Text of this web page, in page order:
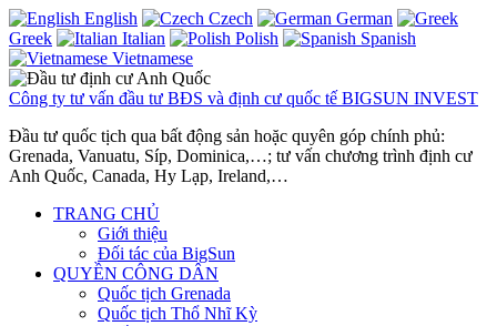
English Czech
German
Greek
Italian Polish
Spanish
Vietnamese
Công ty tư vấn đầu tư BĐS và định cư quốc tế BIGSUN INVEST
Đầu tư quốc tịch qua bất động sản hoặc quyên góp chính phủ:
Grenada, Vanuatu, Síp, Dominica,…; tư vấn chương trình định cư
Anh Quốc, Canada, Hy Lạp, Ireland,…
TRANG CHỦ
Giới thiệu
Đối tác của BigSun
QUYỀN CÔNG DÂN
Quốc tịch Grenada
Quốc tịch Thổ Nhĩ Kỳ